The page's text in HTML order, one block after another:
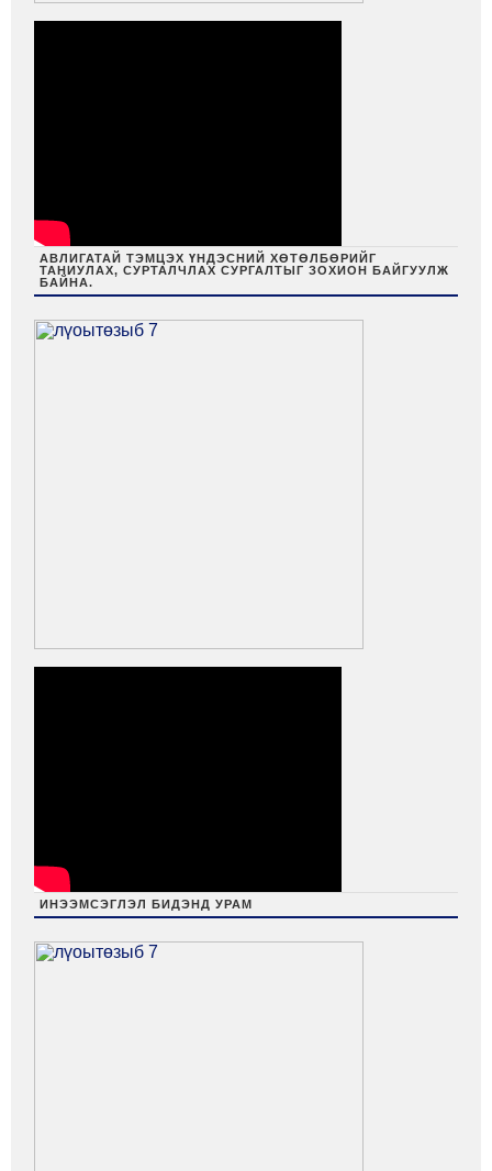
АВЛИГАТАЙ ТЭМЦЭХ ҮНДЭСНИЙ ХӨТӨЛБӨРИЙГ
ТАНИУЛАХ, СУРТАЛЧЛАХ СУРГАЛТЫГ ЗОХИОН БАЙГУУЛЖ
БАЙНА.
ИНЭЭМСЭГЛЭЛ БИДЭНД УРАМ